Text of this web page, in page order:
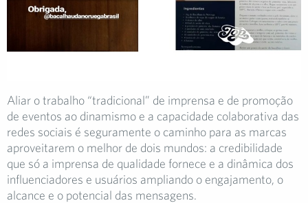
Aliar o trabalho “tradicional” de imprensa e de promoção
de eventos ao dinamismo e a capacidade colaborativa das
redes sociais é seguramente o caminho para as marcas
aproveitarem o melhor de dois mundos: a credibilidade
que só a imprensa de qualidade fornece e a dinâmica dos
influenciadores e usuários ampliando o engajamento, o
alcance e o potencial das mensagens.